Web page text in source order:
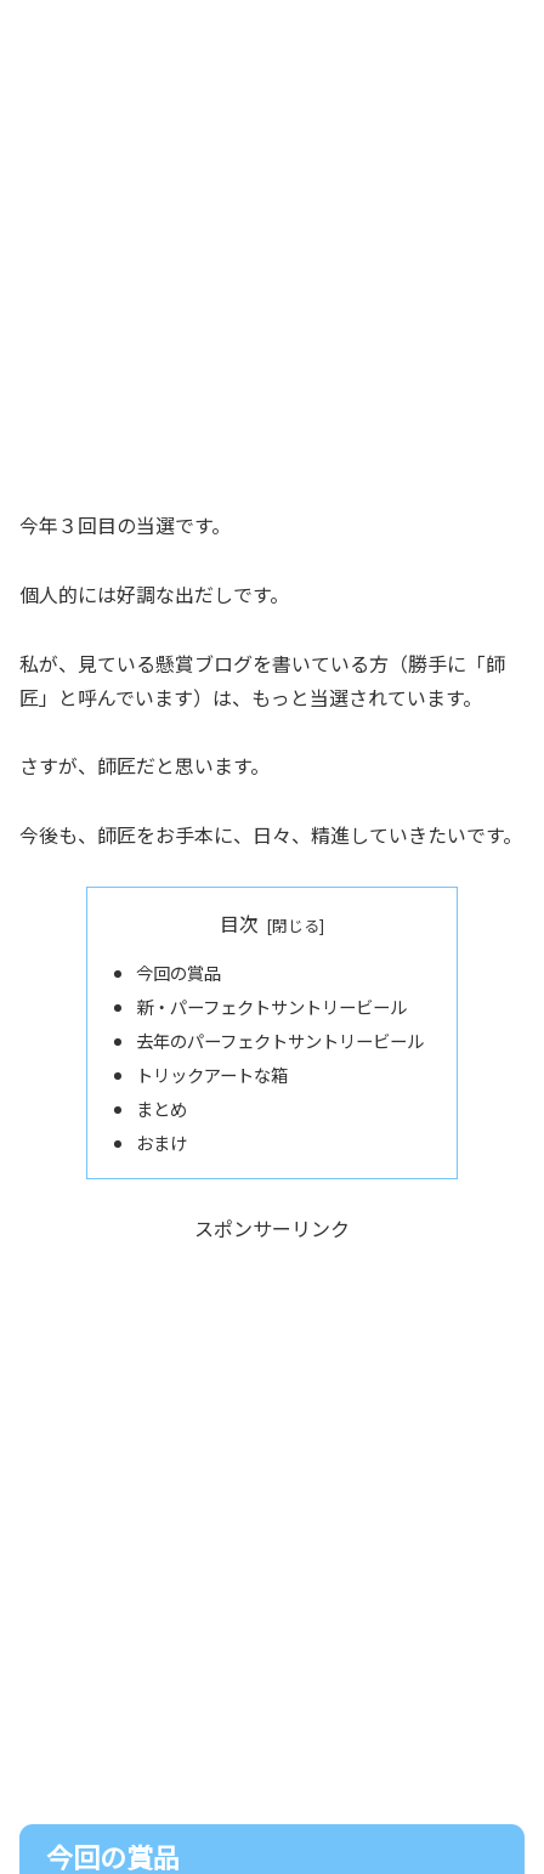
今年３回目の当選です。
個人的には好調な出だしです。
私が、見ている懸賞ブログを書いている方（勝手に「師
匠」と呼んでいます）は、もっと当選されています。
さすが、師匠だと思います。
今後も、師匠をお手本に、日々、精進していきたいです。
目次
今回の賞品
新・パーフェクトサントリービール
去年のパーフェクトサントリービール
トリックアートな箱
まとめ
おまけ
スポンサーリンク
今回の賞品